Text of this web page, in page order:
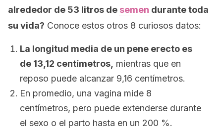
alrededor de 53 litros de semen durante toda
su vida? Conoce estos otros 8 curiosos datos:
La longitud media de un pene erecto es
de 13,12 centímetros, mientras que en
reposo puede alcanzar 9,16 centímetros.
En promedio, una vagina mide 8
centímetros, pero puede extenderse durante
el sexo o el parto hasta en un 200 %.